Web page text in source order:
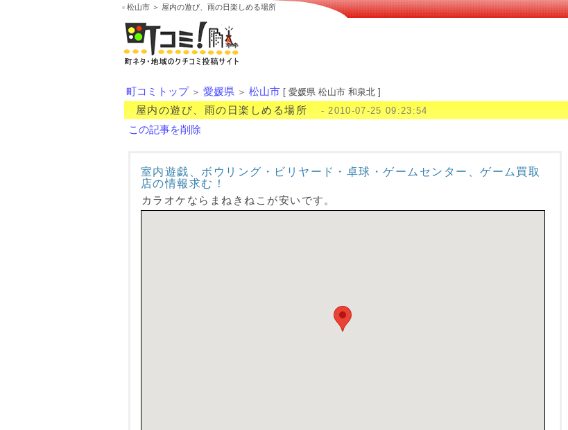
松山市 ＞ 屋内の遊び、雨の日楽しめる場所
町コミトップ ＞ 愛媛県 ＞ 松山市 [ 愛媛県 松山市 和泉北 ]
屋内の遊び、雨の日楽しめる場所 - 2010-07-25 09:23:54
この記事を削除
室内遊戯、ボウリング・ビリヤード・卓球・ゲームセンター、ゲーム買取
店の情報求む！
カラオケならまねきねこが安いです。